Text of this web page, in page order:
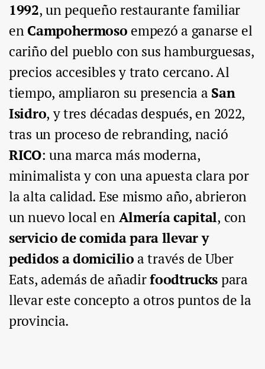
1992, un pequeño restaurante familiar
enCampohermoso empezó a ganarse el
cariño del pueblo con sus hamburguesas,
precios accesibles y trato cercano. Al
tiempo, ampliaron su presencia a San
Isidro, y tres décadas después, en 2022,
tras un proceso de rebranding, nació
RICO: una marca más moderna,
minimalista y con una apuesta clara por
la alta calidad. Ese mismo año, abrieron
un nuevo local enAlmería capital, con
servicio de comida para llevar y
pedidos a domicilio a través de Uber
Eats, además de añadirfoodtruckspara
llevar este concepto a otros puntos de la
provincia.